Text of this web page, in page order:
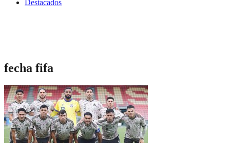
Destacados
fecha fifa